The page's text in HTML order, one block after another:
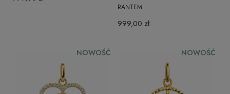
RANTEM
999,00 zł
NOWOŚĆ NOWOŚĆ